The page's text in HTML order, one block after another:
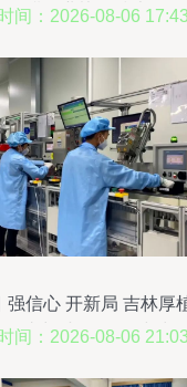
膜工业协会技术服务
间：2026-08-06
强信心 开新局 吉林厚
助力“小巨人”稳步快跑
间：2026-08-06